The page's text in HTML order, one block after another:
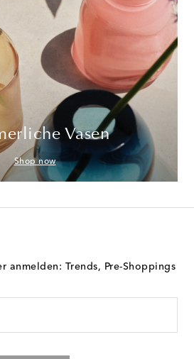
Vasen
Shop now
anmelden: Trends, Pre-Shoppings